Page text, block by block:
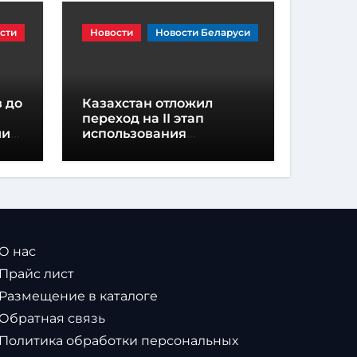
до
Новости Новости Беларуси
Казахстан отложил
переход на II этап
использования
из-за дефицита
устройств
нас
лист
в каталоге
связь
обработки персональных